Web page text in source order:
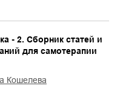
- 2. Сборник статей и
для самотерапии
Кошелева